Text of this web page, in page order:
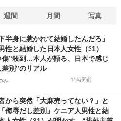
週間 月間 写真
半身に惹かれて結婚したんだろ」
性と結婚した日本人女性（31）
傷”殺到…本人が語る、日本で感じ
差別”のリアル
み 15時間前
から突然「大麻売ってない？」と
侮辱だし差別」ケニア人男性と結